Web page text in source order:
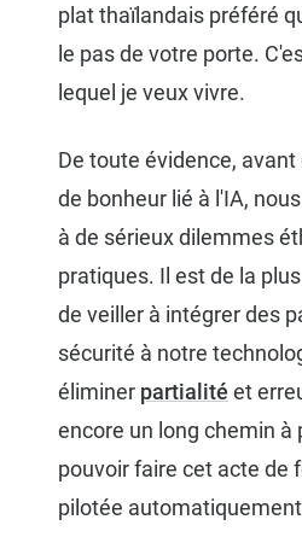
plat thaïlandais préféré
le pas de votre porte.
lequel je veux vivre.
De toute évidence,
de bonheur lié à l'IA,
à de sérieux dilemmes
pratiques. Il est de la
de veiller à intégrer des
sécurité à notre
éliminer partialité et
encore un long chemin à
pouvoir faire cet acte de
pilotée